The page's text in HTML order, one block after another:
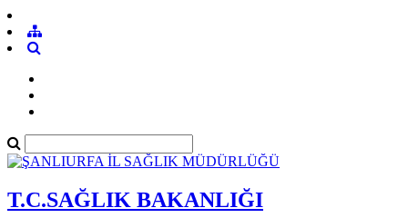
T.C.SAĞLIK BAKANLIĞI